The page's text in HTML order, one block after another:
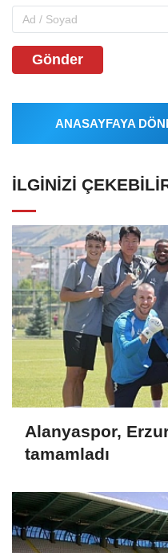
Gönder
ANASAYFAYA
İLGINIZI
Alanyaspor,
tamamladı